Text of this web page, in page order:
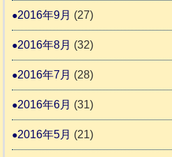
2016年9月 (27)
2016年8月 (32)
2016年7月 (28)
2016年6月 (31)
2016年5月 (21)